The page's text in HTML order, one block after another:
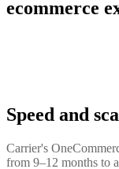
ecommerce
Speed and
Carrier's
from 9–12 months to